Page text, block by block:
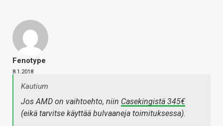
Fenotype
8.1.2018
Kautium
Jos AMD on vaihtoehto, niin Casekingistä 345€
(eikä tarvitse käyttää bulvaaneja toimituksessa).